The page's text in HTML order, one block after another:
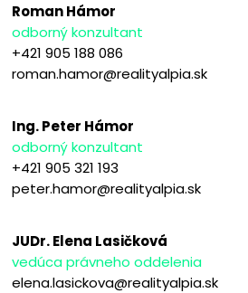
Roman Hámor
odborný konzultant
+421 905 188 086
roman.hamor@realityalpia.sk
Ing. Peter Hámor
odborný konzultant
+421 905 321 193
peter.hamor@realityalpia.sk
JUDr. Elena Lasičková
vedúca právneho oddelenia
elena.lasickova@realityalpia.sk